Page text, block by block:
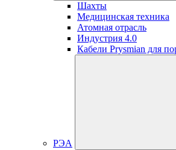
Шахты
Медицинская техника
Атомная отрасль
Индустрия 4.0
Кабели Prysmian для
РЭА